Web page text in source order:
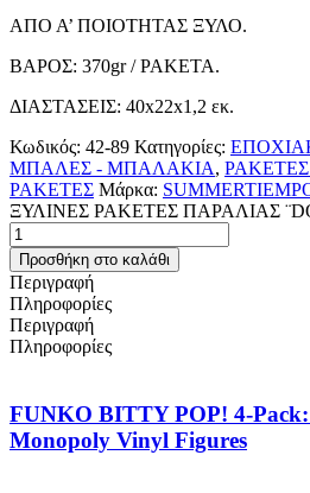
ΑΠΟ Α’ ΠΟΙΟΤΗΤΑΣ ΞΥΛΟ.
ΒΑΡΟΣ: 370gr / ΡΑΚΕΤΑ.
ΔΙΑΣΤΑΣΕΙΣ: 40x22x1,2 εκ.
Κωδικός: 42-89 Κατηγορίες:
ΜΠΑΛΕΣ - ΜΠΑΛΑΚΙΑ,
ΡΑΚΕΤΕΣ Μάρκα:
ΞΥΛΙΝΕΣ ΡΑΚΕΤΕΣ ΠΑΡΑΛΙΑΣ
Προσθήκη στο καλάθι
Περιγραφή
Πληροφορίες
Περιγραφή
Πληροφορίες
FUNKO BITTY POP! 4-
Monopoly Vinyl Figures